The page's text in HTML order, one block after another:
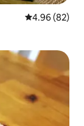
Calificación
4.96 (82)